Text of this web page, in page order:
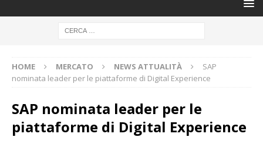
HOME MERCATO NEWS ATTUALITÀ
SAP
nominata leader per le piattaforme di Digital Experience
SAP nominata leader per le
piattaforme di Digital Experience